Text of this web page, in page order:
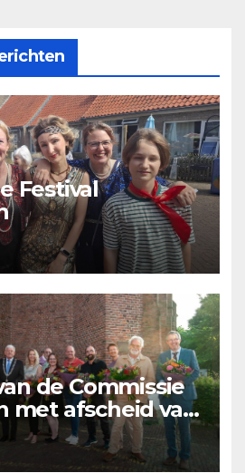
Festival
de Commissie
met afscheid van